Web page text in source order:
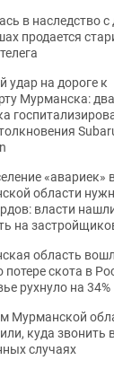
в наследство
продается
удар на дороге к
Мурманска: два
«авариек»
области
власти
на
область
потере скота в
рухнуло на 34%
Мурманской
куда звонить
случаях